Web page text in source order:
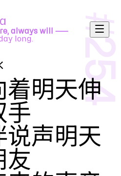
#
254
always will ⸺
long.
着明天伸
手
说声明天
友